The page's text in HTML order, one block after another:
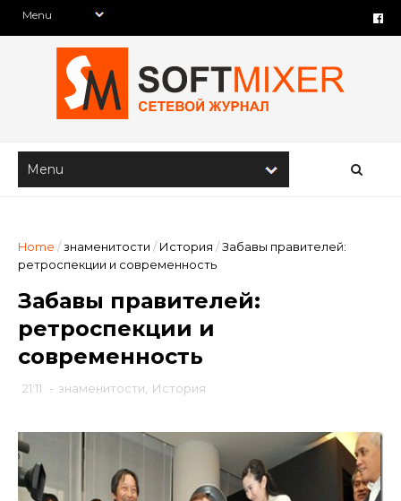
Home /знаменитости / История /Забавы правителей:
ретроспекции и современность
Забавы правителей:
ретроспекции и
современность
21:11 - знаменитости История